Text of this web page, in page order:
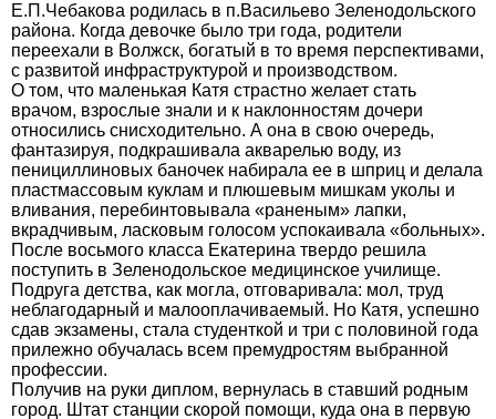
Е.П.Чебакова родилась в п.Васильево Зеленодольского
района. Когда девочке было три года, родители
переехали в Волжск, богатый в то время перспективами,
с развитой инфраструктурой и производством.
О том, что маленькая Катя страстно желает стать
врачом, взрослые знали и к наклонностям дочери
относились снисходительно. А она в свою очередь,
фантазируя, подкрашивала акварелью воду, из
пенициллиновых баночек набирала ее в шприц и делала
пластмассовым куклам и плюшевым мишкам уколы и
вливания, перебинтовывала «раненым» лапки,
вкрадчивым, ласковым голосом успокаивала «больных».
После восьмого класса Екатерина твердо решила
поступить в Зеленодольское медицинское училище.
Подруга детства, как могла, отговаривала: мол, труд
неблагодарный и малооплачиваемый. Но Катя, успешно
сдав экзамены, стала студенткой и три с половиной года
прилежно обучалась всем премудростям выбранной
профессии.
Получив на руки диплом, вернулась в ставший родным
город. Штат станции скорой помощи, куда она в первую